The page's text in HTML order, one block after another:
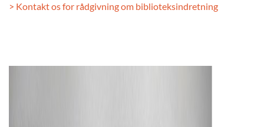
> Kontakt os for rådgivning om biblioteksindretning